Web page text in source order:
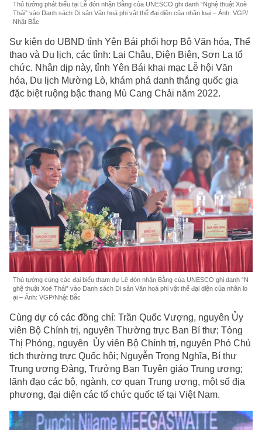
Thủ tướng phát biểu tại Lễ đón nhận Bằng của UNESCO ghi danh “Nghệ thuật Xoè
Thái” vào Danh sách Di sản Văn hoá phi vật thể đại diện của nhân loại – Ảnh: VGP/
Nhật Bắc
Sự kiện do UBND tỉnh Yên Bái phối hợp Bộ Văn hóa, Thể
thao và Du lịch, các tỉnh: Lai Châu, Điện Biên, Sơn La tổ
chức. Nhân dịp này, tỉnh Yên Bái khai mạc Lễ hội Văn
hóa, Du lịch Mường Lò, khám phá danh thắng quốc gia
đặc biệt ruộng bậc thang Mù Cang Chải năm 2022.
Thủ tướng cùng các đại biểu tham dự Lê đón nhận Bằng của UNESCO ghi danh “N
ghệ thuật Xoè Thái” vào Danh sách Di sản Văn hoá phi vật thể đại diện của nhân lo
ại – Ảnh: VGP/Nhật Bắc
Cùng dự có các đồng chí: Trần Quốc Vượng, nguyên Ủy
viên Bộ Chính trị, nguyên Thường trực Ban Bí thư; Tòng
Thị Phóng, nguyên Ủy viên Bộ Chính trị, nguyên Phó Chủ
tịch thường trực Quốc hội; Nguyễn Trọng Nghĩa, Bí thư
Trung ương Đảng, Trưởng Ban Tuyên giáo Trung ương;
lãnh đạo các bộ, ngành, cơ quan Trung ương, một số địa
phương, đại diện các tổ chức quốc tế tại Việt Nam.